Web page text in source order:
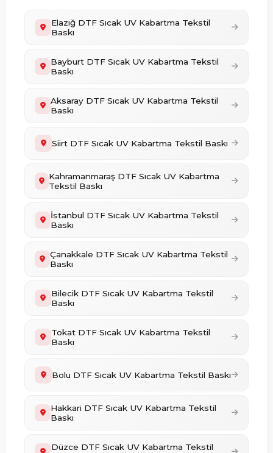
Elazığ DTF Sıcak UV Kabartma Tekstil
Baskı
Bayburt DTF Sıcak UV Kabartma Tekstil
Baskı
Aksaray DTF Sıcak UV Kabartma Tekstil
Baskı
Siirt DTF Sıcak UV Kabartma Tekstil Baskı
Kahramanmaraş DTF Sıcak UV Kabartma
Tekstil Baskı
İstanbul DTF Sıcak UV Kabartma Tekstil
Baskı
Çanakkale DTF Sıcak UV Kabartma Tekstil
Baskı
Bilecik DTF Sıcak UV Kabartma Tekstil
Baskı
Tokat DTF Sıcak UV Kabartma Tekstil
Baskı
Bolu DTF Sıcak UV Kabartma Tekstil Baskı
Hakkari DTF Sıcak UV Kabartma Tekstil
Baskı
Düzce DTF Sıcak UV Kabartma Tekstil